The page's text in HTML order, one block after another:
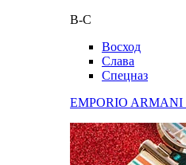
В-С
Восход
Слава
Спецназ
EMPORIO ARMANI